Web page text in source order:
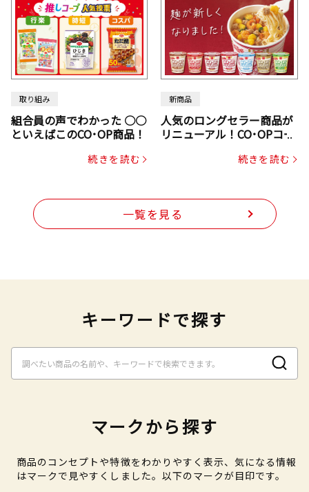
取り組み
組合員の声でわかった ○○
といえばこのCO･OP商品！
続きを読む
新商品
人気のロングセラー商品が
リニューアル！CO･OPコー
続きを読む
一覧を見る
キーワードで探す
マークから探す
商品のコンセプトや特徴をわかりやすく表示、気になる情報
はマークで見やすくしました。以下のマークが目印です。